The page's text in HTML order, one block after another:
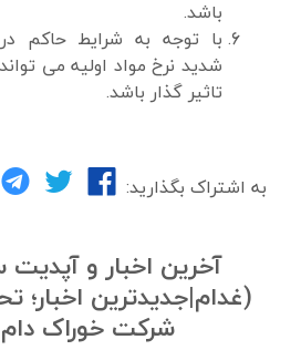
باشد.
با توجه به شرایط حاکم
شدید نرخ مواد اولیه می
تاثیر گذار باشد.
به اشتراک بگذارید:
آخرین اخبار و
(غدام|جدیدترین اخبار؛
شرکت خوراک